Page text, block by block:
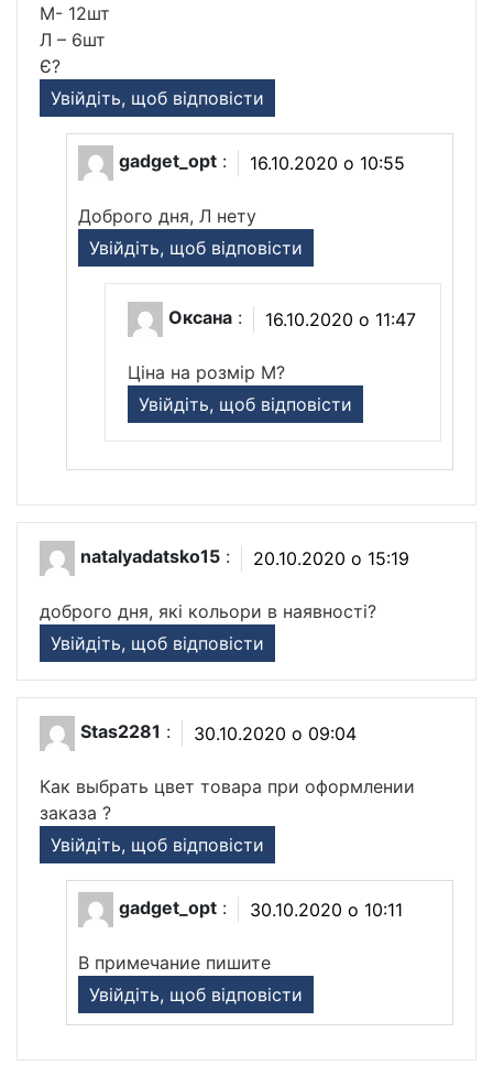
М- 12шт
Л – 6шт
Є?
Увійдіть, щоб відповісти
gadget_opt : 16.10.2020 о 10:55
Доброго дня, Л нету
Увійдіть, щоб відповісти
Оксана : 16.10.2020 о 11:47
Ціна на розмір М?
Увійдіть, щоб відповісти
natalyadatsko15 : 20.10.2020 о 15:19
доброго дня, які кольори в наявності?
Увійдіть, щоб відповісти
Stas2281 : 30.10.2020 о 09:04
Как выбрать цвет товара при оформлении
заказа ?
Увійдіть, щоб відповісти
gadget_opt : 30.10.2020 о 10:11
В примечание пишите
Увійдіть, щоб відповісти